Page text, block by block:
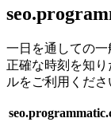
一日を通しての
正確な時刻を知
ルをご利用くださ